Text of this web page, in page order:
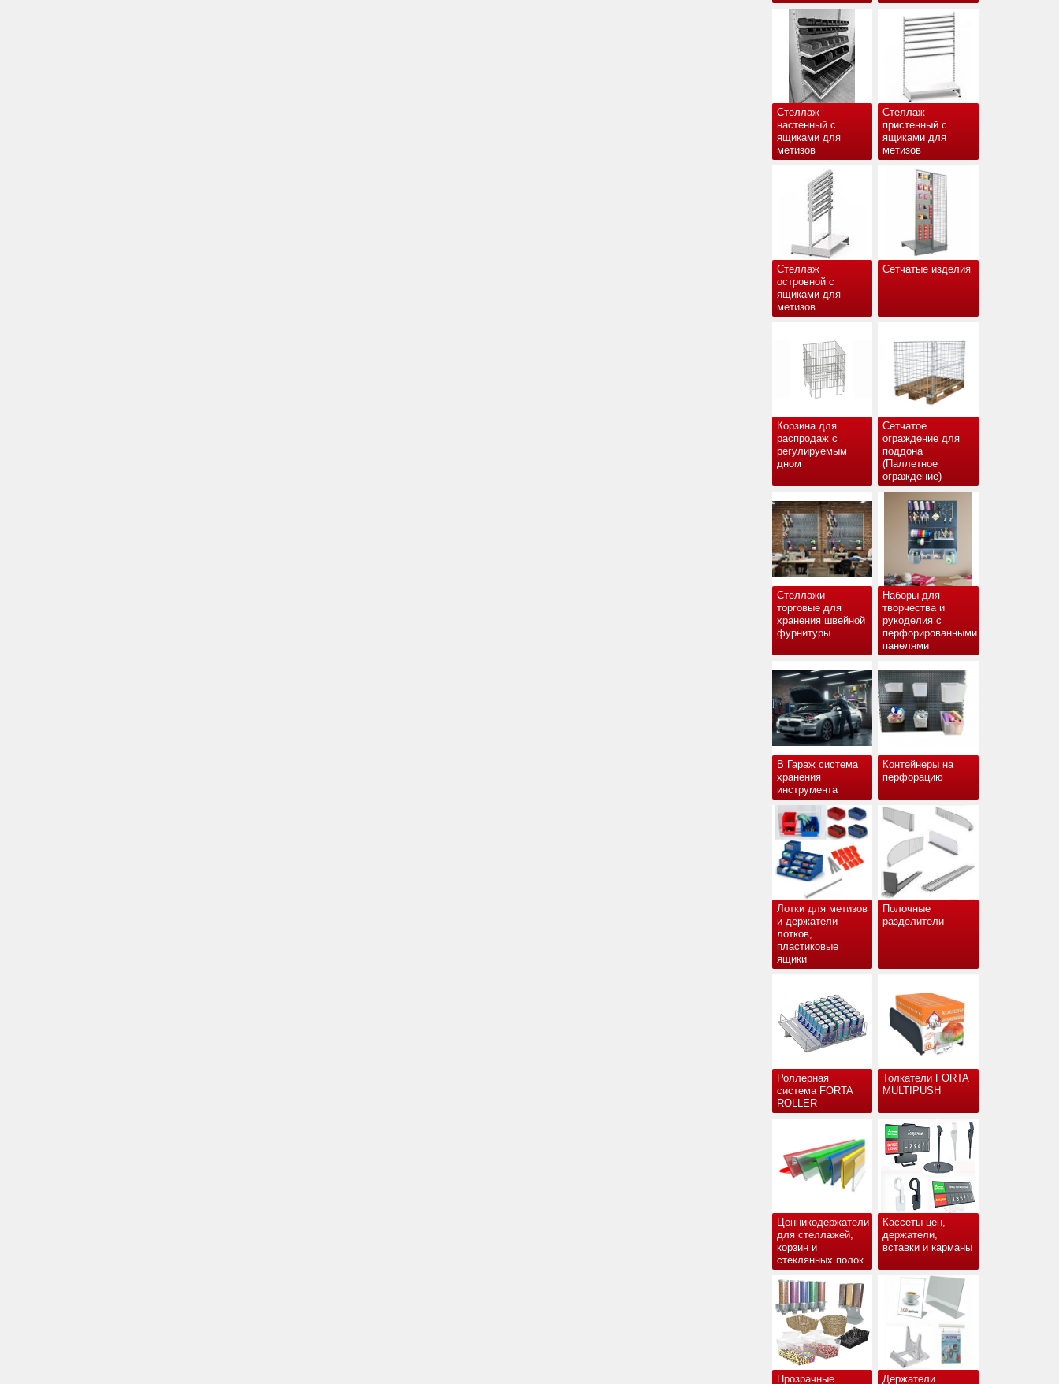
Стеллаж
настенный с
ящиками для
метизов
Стеллаж
пристенный с
ящиками для
метизов
Стеллаж
островной с
ящиками для
метизов
Сетчатые изделия
Корзина для
распродаж с
регулируемым
дном
Сетчатое
ограждение для
поддона
(Паллетное
ограждение)
Стеллажи
торговые для
хранения швейной
фурнитуры
Наборы для
творчества и
рукоделия с
перфорированными
панелями
В Гараж система
хранения
инструмента
Контейнеры на
перфорацию
Лотки для метизов
и держатели
лотков,
пластиковые
ящики
Полочные
разделители
Роллерная
система FORTA
ROLLER
Толкатели FORTA
MULTIPUSH
Ценникодержатели
для стеллажей,
корзин и
стеклянных полок
Кассеты цен,
держатели,
вставки и карманы
Прозрачные Держатели